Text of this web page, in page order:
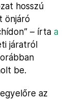
hosszú
önjáró
– írta a
járatról
be.
az